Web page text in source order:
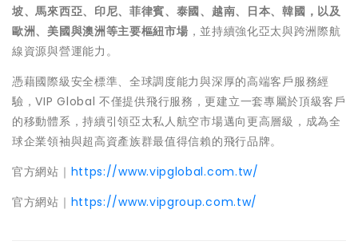
坡、馬來西亞、印尼、菲律賓、泰國、越南、日本、韓國，以及
歐洲、美國與澳洲等主要樞紐市場 ，並持續強化亞太與跨洲際航
線資源與營運能力。
憑藉國際級安全標準、全球調度能力與深厚的高端客戶服務經
驗，VIP Global 不僅提供飛行服務，更建立一套專屬於頂級客戶
的移動體系，持續引領亞太私人航空市場邁向更高層級，成為全
球企業領袖與超高資產族群最值得信賴的飛行品牌。
官方網站｜ https://www.vipglobal.com.tw/
官方網站｜ https://www.vipgroup.com.tw/